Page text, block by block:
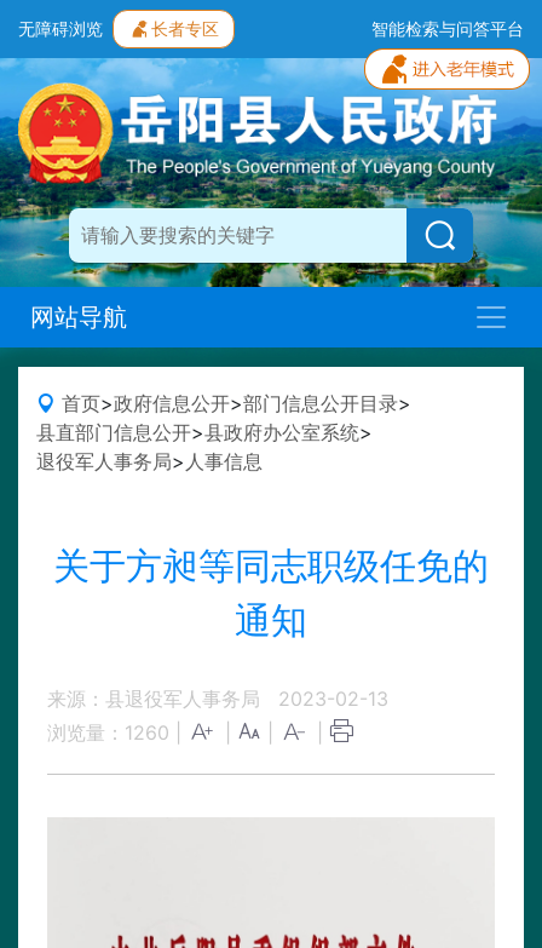
无障碍浏览 长者专区 智能检索与问答平台
网站导航
首页>政府信息公开>部门信息公开目录>
县直部门信息公开>县政府办公室系统>
退役军人事务局> 人事信息
关于方昶等同志职级任免的
通知
来源：县退役军人事务局
2023-02-13
浏览量： 1260